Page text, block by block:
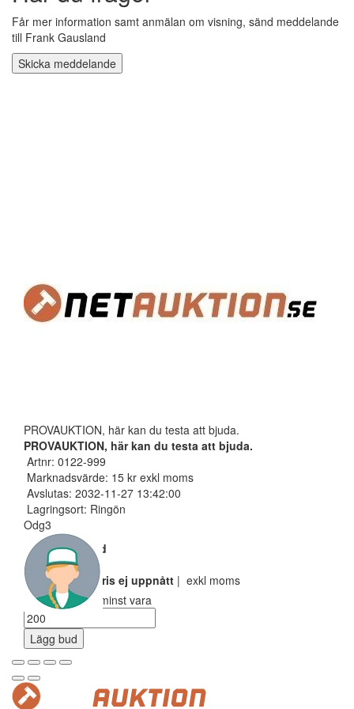
Får mer information samt anmälan om visning, sänd meddelande
till Frank Gausland
Skicka meddelande
PROVAUKTION, här kan du testa att bjuda.
PROVAUKTION, här kan du testa att bjuda.
Artnr: 0122-999
Marknadsvärde: 15 kr exkl moms
Avslutas: 2032-11-27 13:42:00
Lagringsort: Ringön
Odg3
Nuvarande bud
100 SEK
Reservarionspris ej uppnått | exkl moms
Ditt bud måste minst vara
Lägg bud